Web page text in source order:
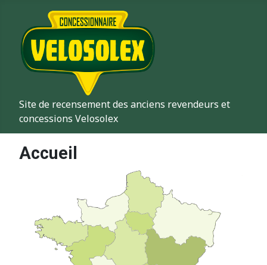
Site de recensement des anciens revendeurs et
concessions Velosolex
Accueil